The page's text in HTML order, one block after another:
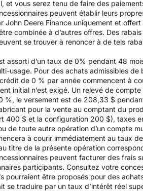
et vous serez tenu de faire des
peuvent établir leurs
John Deere Finance uniquement et
combinée à d’autres offres. Des
se trouver à renoncer à de tels
assorti d’un taux de 0% pendant 48
usage. Pour des achats admissibles
de 0 % par année commencent à
initial n’est exigé. Un relevé de
%, le versement est de 208,33 $
pour la vente au comptant du
400 $ et la configuration 200 $), taxes
de toute autre opération d’un compte
à courir immédiatement au taux
titre de la présente opération
peuvent facturer des frais
participants. Consultez votre
pourraient être proposés pour des
se traduire par un taux d’intérêt réel